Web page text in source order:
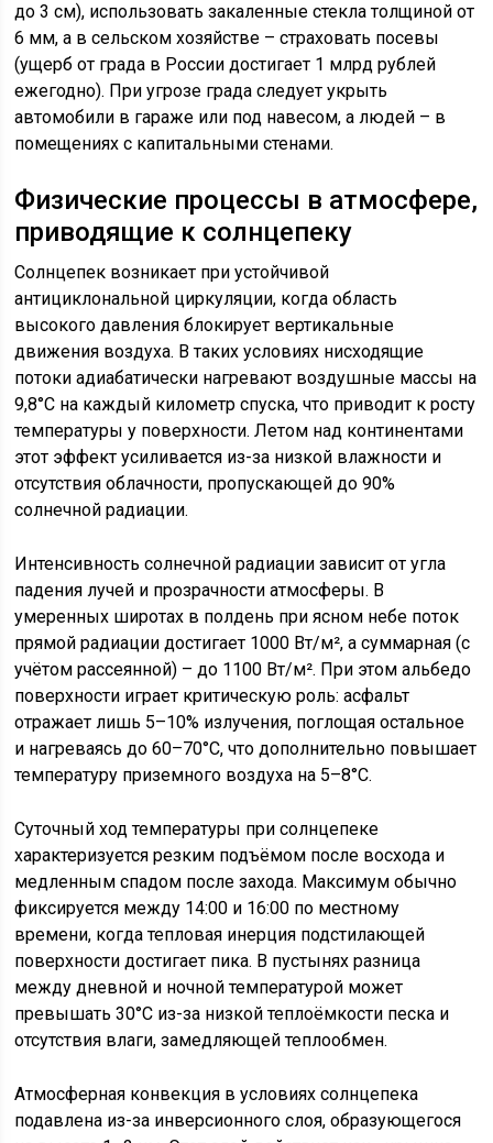
до 3 см), использовать закаленные стекла толщиной от
6 мм, а в сельском хозяйстве – страховать посевы
(ущерб от града в России достигает 1 млрд рублей
ежегодно). При угрозе града следует укрыть
автомобили в гараже или под навесом, а людей – в
помещениях с капитальными стенами.
Физические процессы в атмосфере,
приводящие к солнцепеку
Солнцепек возникает при устойчивой
антициклональной циркуляции, когда область
высокого давления блокирует вертикальные
движения воздуха. В таких условиях нисходящие
потоки адиабатически нагревают воздушные массы на
9,8°C на каждый километр спуска, что приводит к росту
температуры у поверхности. Летом над континентами
этот эффект усиливается из-за низкой влажности и
отсутствия облачности, пропускающей до 90%
солнечной радиации.
Интенсивность солнечной радиации зависит от угла
падения лучей и прозрачности атмосферы. В
умеренных широтах в полдень при ясном небе поток
прямой радиации достигает 1000 Вт/м², а суммарная (с
учётом рассеянной) – до 1100 Вт/м². При этом альбедо
поверхности играет критическую роль: асфальт
отражает лишь 5–10% излучения, поглощая остальное
и нагреваясь до 60–70°C, что дополнительно повышает
температуру приземного воздуха на 5–8°C.
Суточный ход температуры при солнцепеке
характеризуется резким подъёмом после восхода и
медленным спадом после захода. Максимум обычно
фиксируется между 14:00 и 16:00 по местному
времени, когда тепловая инерция подстилающей
поверхности достигает пика. В пустынях разница
между дневной и ночной температурой может
превышать 30°C из-за низкой теплоёмкости песка и
отсутствия влаги, замедляющей теплообмен.
Атмосферная конвекция в условиях солнцепека
подавлена из-за инверсионного слоя, образующегося